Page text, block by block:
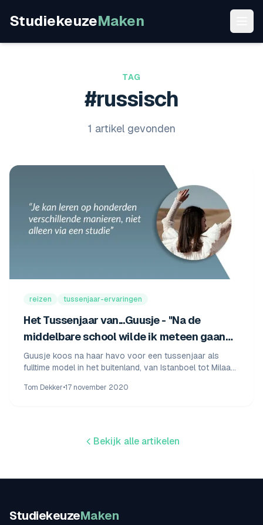
StudiekeuzeMaken
TAG
#russisch
1 artikel gevonden
reizen tussenjaar-ervaringen
Het Tussenjaar van...Guusje - "Na de
middelbare school wilde ik meteen gaan
reizen."
Guusje koos na haar havo voor een tussenjaar als
fulltime model in het buitenland, van Istanboel tot Milaan
Tom Dekker•17 november 2020
Bekijk alle artikelen
StudiekeuzeMaken